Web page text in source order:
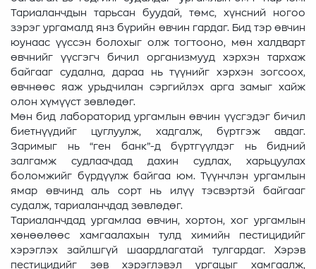
Тариаланчдын тарьсан буудай, төмс, хүнсний ногоо
зэрэг ургамалд янз бүрийн өвчин гардаг. Бид тэр өвчин
юунаас үүссэн болохыг олж тогтооно, мөн халдварт
өвчнийг үүсгэгч бичил организмууд хэрхэн тархаж
байгааг судална, дараа нь түүнийг хэрхэн зогсоох,
өвчнөөс яаж урьдчилан сэргийлэх арга замыг хайж
олон хүмүүст зөвлөдөг.
Мөн бид лабораторид ургамлын өвчин үүсгэдэг бичил
биетнүүдийг цуглуулж, хадгалж, бүртгэж авдаг.
Заримыг нь “ген банк”-д бүртгүүлдэг нь бидний
залгамж судлаачдад дахин судлах, харьцуулах
боломжийг бүрдүүлж байгаа юм. Түүнчлэн ургамлын
ямар өвчинд аль сорт нь илүү тэсвэртэй байгааг
судалж, тариаланчдад зөвлөдөг.
Тариаланчдад ургамлаа өвчин, хортон, хог ургамлын
хөнөөлөөс хамгаалахын тулд химийн пестицидийг
хэрэглэх зайлшгүй шаардлагатай тулгардаг. Хэрэв
пестицидийг зөв хэрэглэвэл ургацыг хамгаалж,